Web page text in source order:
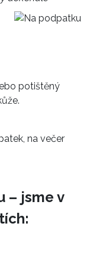
potištěný
na večer
– jsme v